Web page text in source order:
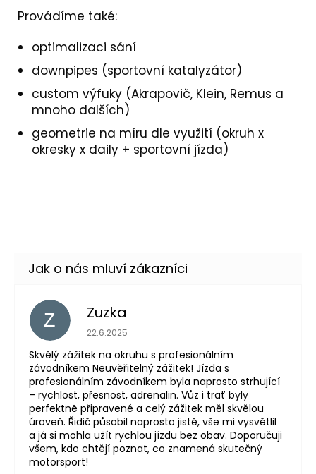
Provádíme také:
optimalizaci sání
downpipes (sportovní katalyzátor)
custom výfuky (Akrapovič, Klein, Remus a
mnoho dalších)
geometrie na míru dle využití (okruh x
okresky x daily + sportovní jízda)
Z Zuzka
Hodnocení obchodu je 5 z 5 hvězdiček.
22.6.2025
Skvělý zážitek na okruhu s profesionálním
závodníkem Neuvěřitelný zážitek! Jízda s
profesionálním závodníkem byla naprosto strhující
– rychlost, přesnost, adrenalin. Vůz i trať byly
perfektně připravené a celý zážitek měl skvělou
úroveň. Řidič působil naprosto jistě, vše mi vysvětlil
a já si mohla užít rychlou jízdu bez obav. Doporučuji
všem, kdo chtějí poznat, co znamená skutečný
motorsport!